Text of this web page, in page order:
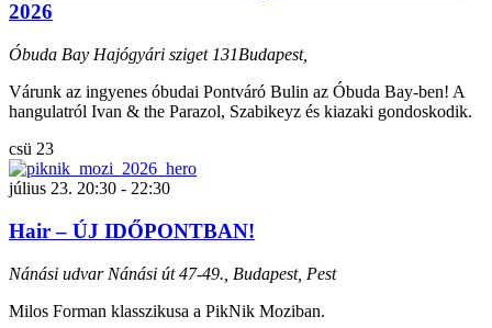
2026
Óbuda Bay Hajógyári sziget 131Budapest,
Várunk az ingyenes óbudai Pontváró Bulin az Óbuda Bay-ben! A
hangulatról Ivan & the Parazol, Szabikeyz és kiazaki gondoskodik.
csü 23
július 23. 20:30 - 22:30
Hair – ÚJ IDŐPONTBAN!
Nánási udvar Nánási út 47-49., Budapest, Pest
Milos Forman klasszikusa a PikNik Moziban.